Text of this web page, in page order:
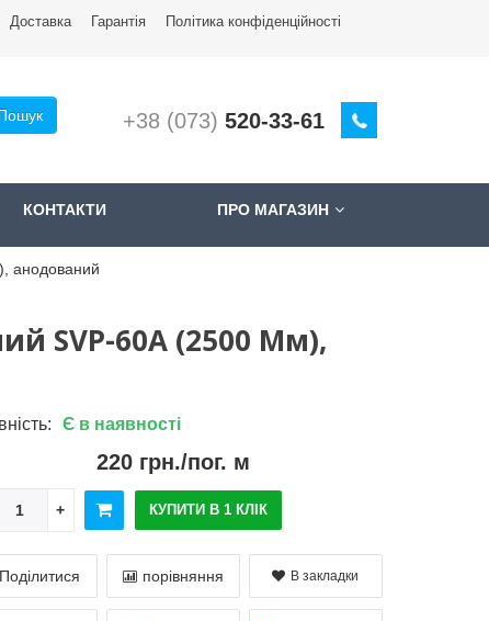
Доставкa Гарантія Політика конфіденційності
+38 (073) 520-33-61
КОНТАКТИ ПРО МАГАЗИН
анодований
SVP-60A (2500 Мм),
Є в наявності
220 грн./пог. м
КУПИТИ В 1 КЛІК
Поділитися порівняння В закладки